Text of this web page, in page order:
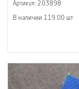
Артикул: 203898
В наличии 119.00 шт